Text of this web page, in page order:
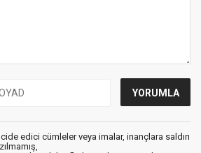
edici cümleler veya imalar, inançlara saldırı